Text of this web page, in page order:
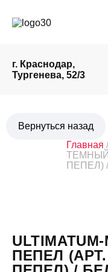
г. Краснодар,
Тургенева, 52/3
Главная
ПЕПЕЛ)
ПЕПЕЛ